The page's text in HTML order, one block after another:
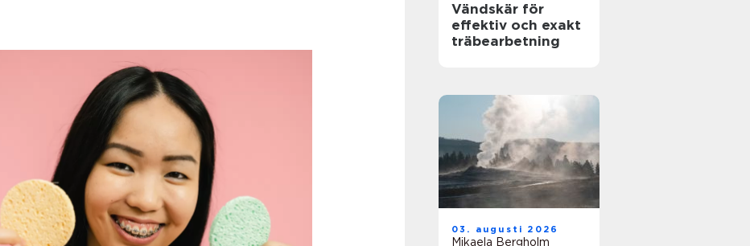
Vändskär för
effektiv och exakt
träbearbetning
03. augusti 2026
Mikaela Bergholm